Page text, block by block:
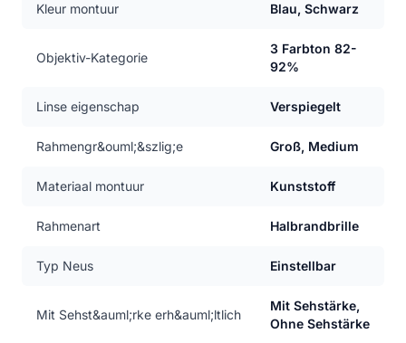
Kleur montuur Blau, Schwarz
Objektiv-Kategorie
3 Farbton 82-
92%
Linse eigenschap Verspiegelt
Rahmengr&ouml;&szlig;e Groß, Medium
Materiaal montuur Kunststoff
Rahmenart Halbrandbrille
Typ Neus Einstellbar
Mit Sehst&auml;rke erh&auml;ltlich
Mit Sehstärke,
Ohne Sehstärke